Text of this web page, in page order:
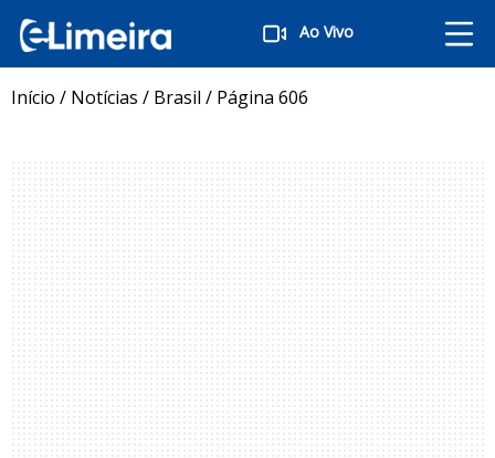
Ao Vivo
Início / Notícias / Brasil / Página 606